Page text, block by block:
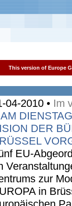
This version of Europe
04-2010 • Im
AM
DER
EU-
zur
in